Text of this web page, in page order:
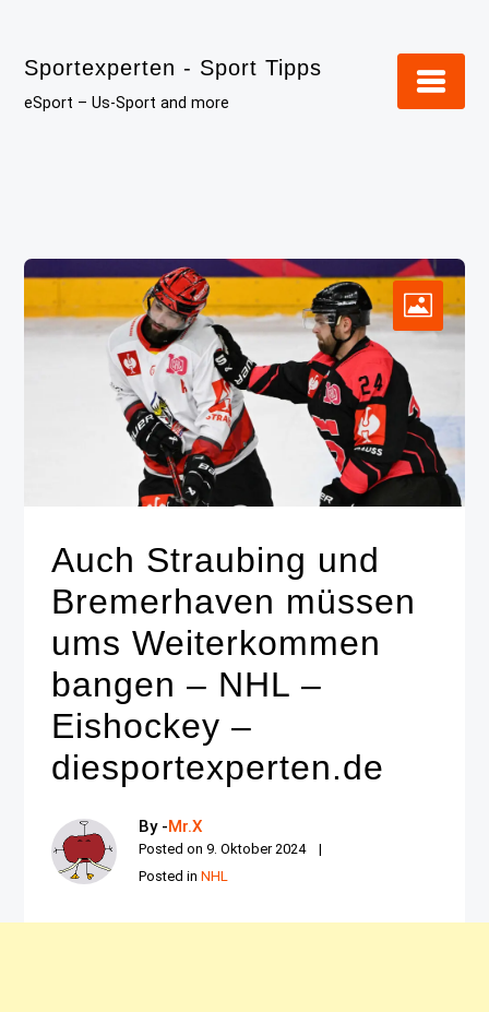
content
Sportexperten - Sport Tipps
eSport – Us-Sport and more
Auch Straubing und
Bremerhaven müssen
ums Weiterkommen
bangen – NHL –
Eishockey –
diesportexperten.de
By -Mr.X
Posted on9. Oktober 2024
Posted inNHL